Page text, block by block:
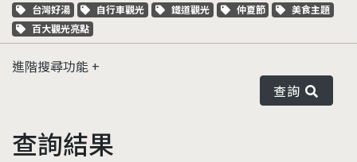
關鍵字標籤
台灣好湯 關鍵字標籤
自行車觀光 關鍵字標籤
鐵道觀光 關鍵字標籤
仲夏節 關鍵字標籤
美食主題
關鍵字標籤
百大觀光亮點
進階搜尋功能
查詢
查詢結果